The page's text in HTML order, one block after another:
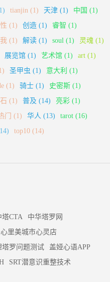
tianjin (1) 天津 (1) 中国 (1)
(1) 创造 (1) 睿智 (1)
(1) 解读 (1) soul (1) 灵魂 (1)
展览馆 (1) 艺术馆 (1) art (1)
圣甲虫 (1) 意大利 (1)
(1) 骑士 (1) 史密斯 (1)
(1) 普及 (14) 亮彩 (1)
门 (1) 华人 (13) tarot (16)
top10 (14)
塔CTA
中华塔罗网
心里美城市心灵店
塔罗问题测试
盖娅心语APP
SRT潜意识重整技术